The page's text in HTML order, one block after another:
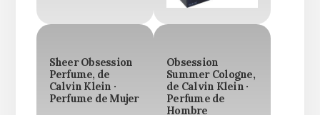
Sheer Obsession
Perfume, de
Calvin Klein ·
Perfume de Mujer
Obsession
Summer Cologne,
de Calvin Klein ·
Perfume de
Hombre